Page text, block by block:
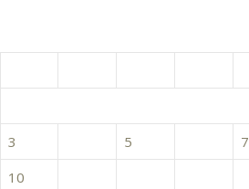
3
5 7
10